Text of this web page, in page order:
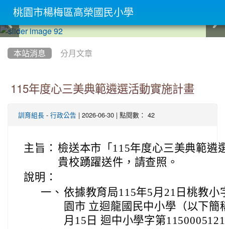
本站消息 分月文章
115年度心三美典範遴選活動實施計畫
訓育組長 - 行政公告 | 2026-06-30 | 點閱數： 42
主旨： 檢送本市「115年度心三美典範遴
貴校踴躍送件，請查照。
說明：
一、 依據教育局115年5月21日桃教小
園市 立迴龍國民中小學（以下
月15日 迴中小學字第
桃園市楊梅區高榮國民小學